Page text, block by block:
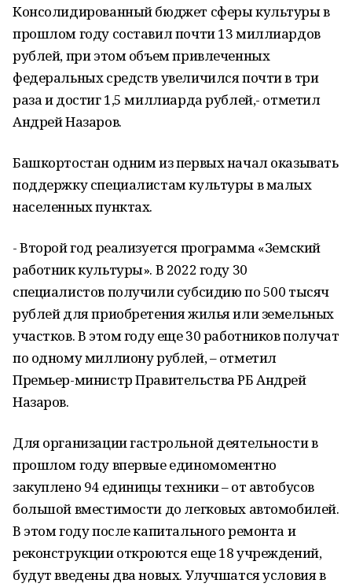
Консолидированный бюджет сферы культуры в
прошлом году составил почти 13 миллиардов
рублей, при этом объем привлеченных
федеральных средств увеличился почти в три
раза и достиг 1,5 миллиарда рублей,- отметил
Андрей Назаров.
Башкортостан одним из первых начал оказывать
поддержку специалистам культуры в малых
населенных пунктах.
- Второй год реализуется программа «Земский
работник культуры». В 2022 году 30
специалистов получили субсидию по 500 тысяч
рублей для приобретения жилья или земельных
участков. В этом году еще 30 работников получат
по одному миллиону рублей, – отметил
Премьер-министр Правительства РБ Андрей
Назаров.
Для организации гастрольной деятельности в
прошлом году впервые единомоментно
закуплено 94 единицы техники – от автобусов
большой вместимости до легковых автомобилей.
В этом году после капитального ремонта и
реконструкции откроются еще 18 учреждений,
будут введены два новых. Улучшатся условия в